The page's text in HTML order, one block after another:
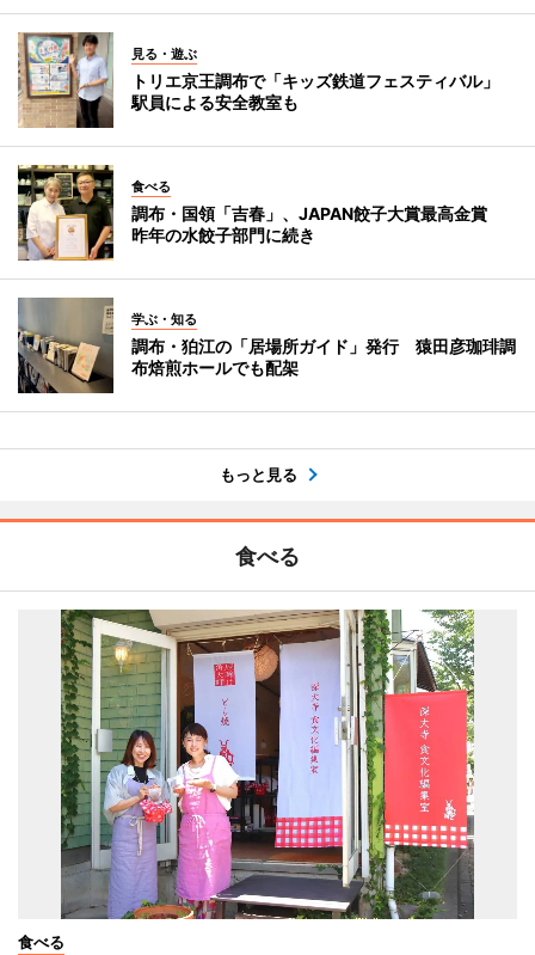
見る・遊ぶ
トリエ京王調布で「キッズ鉄道フェスティバル」
駅員による安全教室も
食べる
調布・国領「吉春」、JAPAN餃子大賞最高金賞
昨年の水餃子部門に続き
学ぶ・知る
調布・狛江の「居場所ガイド」発行 猿田彦珈琲調
布焙煎ホールでも配架
もっと見る
食べる
食べる